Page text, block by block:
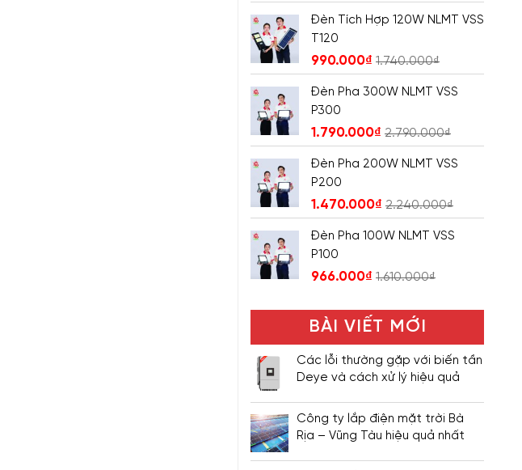
Đèn Tích Hợp 120W NLMT VSS
T120
990.000₫ 1.740.000₫
Đèn Pha 300W NLMT VSS
P300
1.790.000₫ 2.790.000₫
Đèn Pha 200W NLMT VSS
P200
1.470.000₫ 2.240.000₫
Đèn Pha 100W NLMT VSS
P100
966.000₫ 1.610.000₫
BÀI VIẾT MỚI
Các lỗi thường gặp với biến tần
Deye và cách xử lý hiệu quả
Công ty lắp điện mặt trời Bà
Rịa – Vũng Tàu hiệu quả nhất